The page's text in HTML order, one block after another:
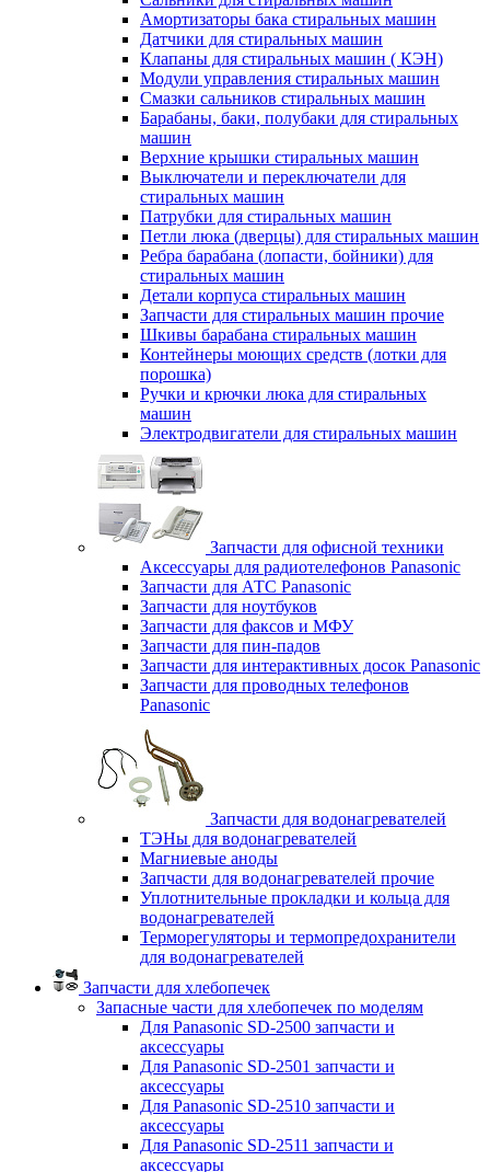
Амортизаторы бака стиральных машин
Датчики для стиральных машин
Клапаны для стиральных машин ( КЭН)
Модули управления стиральных машин
Смазки сальников стиральных машин
Барабаны, баки, полубаки для стиральных
машин
Верхние крышки стиральных машин
Выключатели и переключатели для
стиральных машин
Патрубки для стиральных машин
Петли люка (дверцы) для стиральных машин
Ребра барабана (лопасти, бойники) для
стиральных машин
Детали корпуса стиральных машин
Запчасти для стиральных машин прочие
Шкивы барабана стиральных машин
Контейнеры моющих средств (лотки для
порошка)
Ручки и крючки люка для стиральных
машин
Электродвигатели для стиральных машин
Запчасти для офисной техники
Аксессуары для радиотелефонов Panasonic
Запчасти для АТС Panasonic
Запчасти для ноутбуков
Запчасти для факсов и МФУ
Запчасти для пин-падов
Запчасти для интерактивных досок Panasonic
Запчасти для проводных телефонов
Panasonic
Запчасти для водонагревателей
ТЭНы для водонагревателей
Магниевые аноды
Запчасти для водонагревателей прочие
Уплотнительные прокладки и кольца для
водонагревателей
Терморегуляторы и термопредохранители
для водонагревателей
Запчасти для хлебопечек
Запасные части для хлебопечек по моделям
Для Panasonic SD-2500 запчасти и
аксессуары
Для Panasonic SD-2501 запчасти и
аксессуары
Для Panasonic SD-2510 запчасти и
аксессуары
Для Panasonic SD-2511 запчасти и
аксессуары